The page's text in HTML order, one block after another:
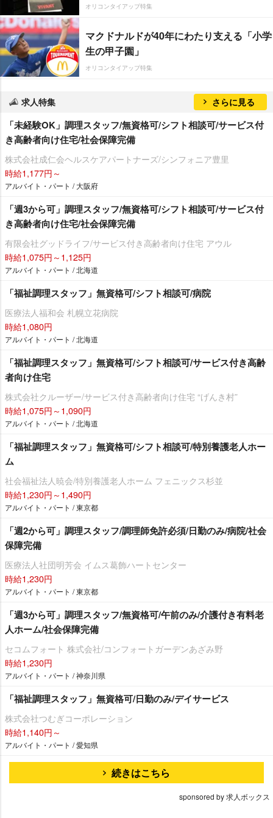
オリコンタイアップ特集
マクドナルドが40年にわたり支える「小学
生の甲子園」
オリコンタイアップ特集
求人特集 さらに見る
「未経験OK」調理スタッフ/無資格可/シフト相談可/サービス付
き高齢者向け住宅/社会保障完備
株式会社成仁会ヘルスケアパートナーズ/シンフォニア豊里
時給1,177円～
アルバイト・パート / 大阪府
「週3から可」調理スタッフ/無資格可/シフト相談可/サービス付
き高齢者向け住宅/社会保障完備
有限会社グッドライフ/サービス付き高齢者向け住宅 アウル
時給1,075円～1,125円
アルバイト・パート / 北海道
「福祉調理スタッフ」無資格可/シフト相談可/病院
医療法人福和会 札幌立花病院
時給1,080円
アルバイト・パート / 北海道
「福祉調理スタッフ」無資格可/シフト相談可/サービス付き高齢
者向け住宅
株式会社クルーザー/サービス付き高齢者向け住宅 “げんき村”
時給1,075円～1,090円
アルバイト・パート / 北海道
「福祉調理スタッフ」無資格可/シフト相談可/特別養護老人ホー
ム
社会福祉法人暁会/特別養護老人ホーム フェニックス杉並
時給1,230円～1,490円
アルバイト・パート / 東京都
「週2から可」調理スタッフ/調理師免許必須/日勤のみ/病院/社会
保障完備
医療法人社団明芳会 イムス葛飾ハートセンター
時給1,230円
アルバイト・パート / 東京都
「週3から可」調理スタッフ/無資格可/午前のみ/介護付き有料老
人ホーム/社会保障完備
セコムフォート 株式会社/コンフォートガーデンあざみ野
時給1,230円
アルバイト・パート / 神奈川県
「福祉調理スタッフ」無資格可/日勤のみ/デイサービス
株式会社つむぎコーポレーション
時給1,140円～
アルバイト・パート / 愛知県
続きはこちら
sponsored by 求人ボックス